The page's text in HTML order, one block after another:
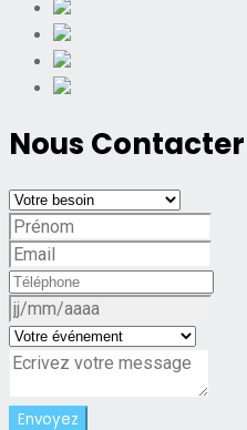
Nous Contacter